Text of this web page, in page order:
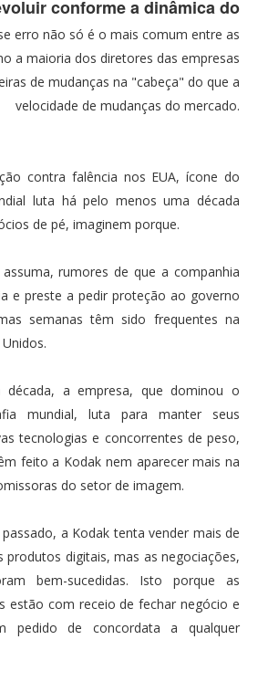
conforme a dinâmica do
erro não só é o mais comum entre as
a maioria dos diretores das empresas
de mudanças na "cabeça" do que a
velocidade de mudanças do mercado.
contra falência nos EUA, ícone do
luta há pelo menos uma década
de pé, imaginem porque.
rumores de que a companhia
e preste a pedir proteção ao governo
semanas têm sido frequentes na
a empresa, que dominou o
mundial, luta para manter seus
tecnologias e concorrentes de peso,
feito a Kodak nem aparecer mais na
do setor de imagem.
a Kodak tenta vender mais de
produtos digitais, mas as negociações,
bem-sucedidas. Isto porque as
estão com receio de fechar negócio e
pedido de concordata a qualquer